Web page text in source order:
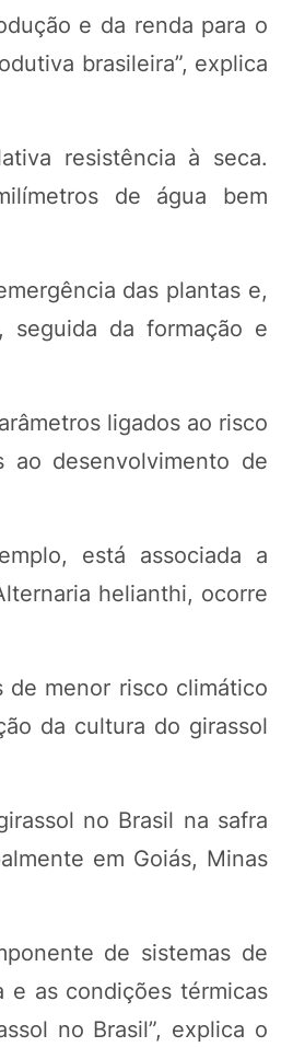
e da renda para o
brasileira”, explica
resistência à seca.
de água bem
das plantas e,
seguida da formação e
ligados ao risco
ao desenvolvimento de
está associada a
helianthi, ocorre
de menor risco climático
da cultura do girassol
no Brasil na safra
em Goiás, Minas
de sistemas de
e as condições térmicas
no Brasil”, explica o